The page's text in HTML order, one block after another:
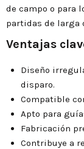
de campo o para
partidas de larga
Ventajas
Diseño
disparo.
Compatible
Apto para
Fabricación
Contribuye a